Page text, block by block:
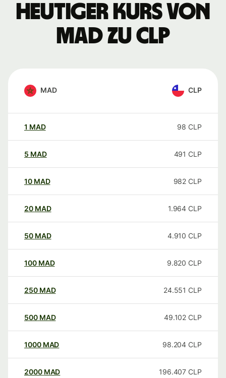
Heutiger Kurs von
MAD zu CLP
MAD CLP
1 MAD 98 CLP
5 MAD 491 CLP
10 MAD 982 CLP
20 MAD 1.964 CLP
50 MAD 4.910 CLP
100 MAD 9.820 CLP
250 MAD 24.551 CLP
500 MAD 49.102 CLP
1000 MAD 98.204 CLP
2000 MAD 196.407 CLP